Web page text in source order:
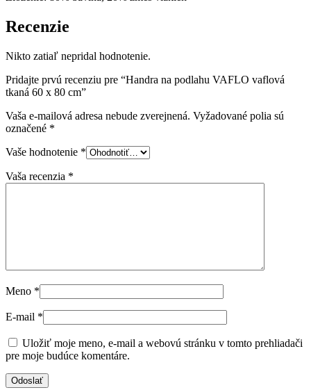
Recenzie
Nikto zatiaľ nepridal hodnotenie.
Pridajte prvú recenziu pre “Handra na podlahu VAFLO vaflová
tkaná 60 x 80 cm”
Vaša e-mailová adresa nebude zverejnená. Vyžadované polia sú
označené *
Vaše hodnotenie *
Vaša recenzia *
Meno *
E-mail *
Uložiť moje meno, e-mail a webovú stránku v tomto prehliadači
pre moje budúce komentáre.